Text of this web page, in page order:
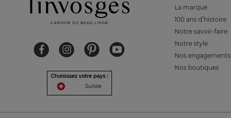
Choisissez votre pays :
Suisse
La marque
100 ans d’histoire
Notre savoir-faire
Notre style
Nos engagements
Nos boutiques